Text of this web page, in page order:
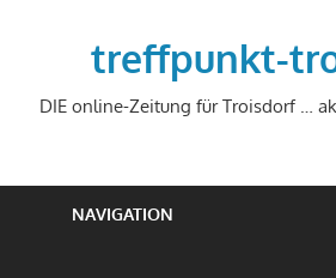
treffpunkt-
DIE online-Zeitung für Troisdorf …
NAVIGATION